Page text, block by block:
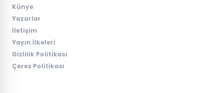
Künye
Yazarlar
İletişim
Yayın İlkeleri
Gizlilik Politikası
Çerez Politikası